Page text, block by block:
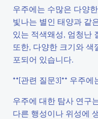
우주에는 수많은 다양
빛나는 별인 태양과 같
있는 적색왜성, 엄청난
또한, 다양한 크기와
포되어 있습니다.
**[관련 질문3]** 우주에
우주에 대한 탐사 연구
다른 행성이나 위성에